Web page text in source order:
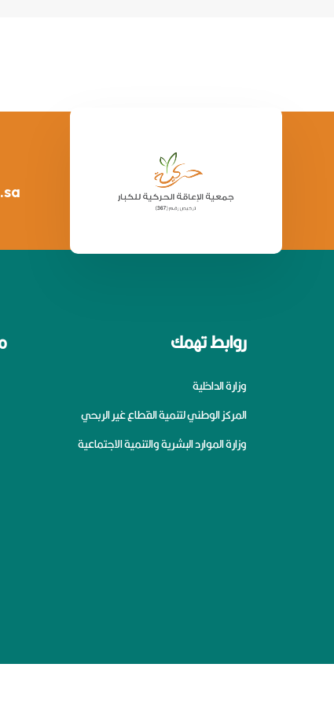
روابط تهمك
وزارة الداخلية
المركز الوطني لتنمية القطاع غير الربحي
وزارة الموارد البشرية والتنمية الاجتماعية